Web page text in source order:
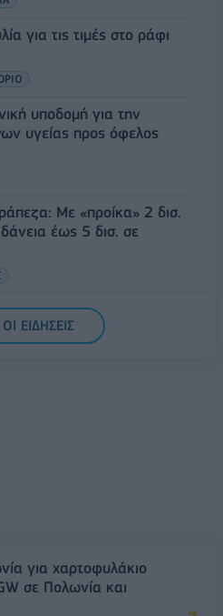
για τις τιμές στο ράφι
υποδομή για την
υγείας προς όφελος
Με «προίκα» 2 δισ.
έως 5 δισ. σε
Πού βρίσκεται η
μετάβαση
ΕΙΔΗΣΕΙΣ
για χαρτοφυλάκιο
σε Πολωνία και